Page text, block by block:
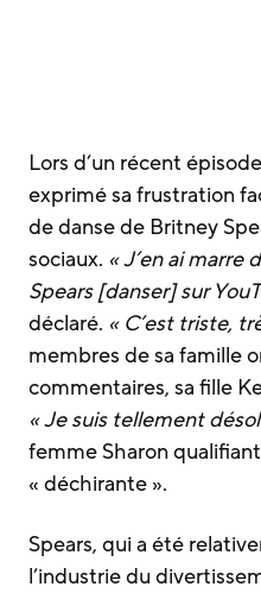
Lors d’un récent
exprimé sa frustration
de danse de Britney
sociaux. « J’en ai marre
Spears [danser] sur
déclaré. « C’est triste,
membres de sa famille
commentaires, sa fille
« Je suis tellement
femme Sharon
« déchirante ».
Spears, qui a été
l’industrie du